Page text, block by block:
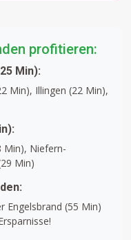
profitieren:
Min):
Min), Illingen (22 Min),
Min), Niefern-
Min)
Engelsbrand (55 Min)